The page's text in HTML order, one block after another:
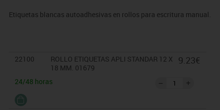
Etiquetas blancas autoadhesivas en rollos para escritura manual.
22100
ROLLO ETIQUETAS APLI STANDAR 12 X
18 MM. 01679
24/48 horas
9.23€